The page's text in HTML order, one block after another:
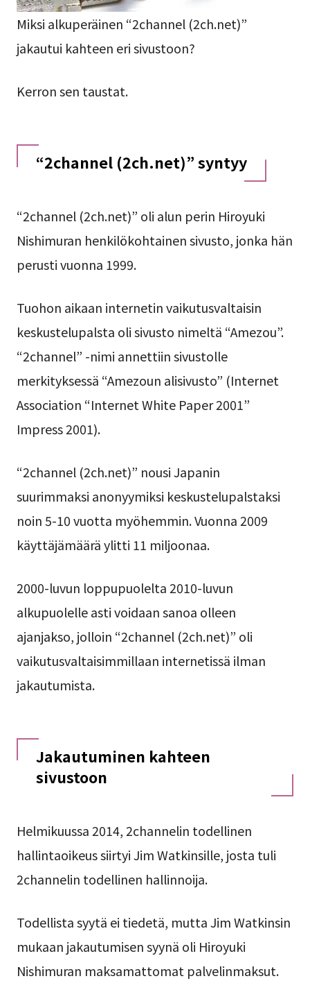
Miksi alkuperäinen “2channel (2ch.net)”
jakautui kahteen eri sivustoon?
Kerron sen taustat.
“2channel (2ch.net)” syntyy
“2channel (2ch.net)” oli alun perin Hiroyuki
Nishimuran henkilökohtainen sivusto, jonka hän
perusti vuonna 1999.
Tuohon aikaan internetin vaikutusvaltaisin
keskustelupalsta oli sivusto nimeltä “Amezou”.
“2channel” -nimi annettiin sivustolle
merkityksessä “Amezoun alisivusto” (Internet
Association “Internet White Paper 2001”
Impress 2001).
“2channel (2ch.net)” nousi Japanin
suurimmaksi anonyymiksi keskustelupalstaksi
noin 5-10 vuotta myöhemmin. Vuonna 2009
käyttäjämäärä ylitti 11 miljoonaa.
2000-luvun loppupuolelta 2010-luvun
alkupuolelle asti voidaan sanoa olleen
ajanjakso, jolloin “2channel (2ch.net)” oli
vaikutusvaltaisimmillaan internetissä ilman
jakautumista.
Jakautuminen kahteen
sivustoon
Helmikuussa 2014, 2channelin todellinen
hallintaoikeus siirtyi Jim Watkinsille, josta tuli
2channelin todellinen hallinnoija.
Todellista syytä ei tiedetä, mutta Jim Watkinsin
mukaan jakautumisen syynä oli Hiroyuki
Nishimuran maksamattomat palvelinmaksut.